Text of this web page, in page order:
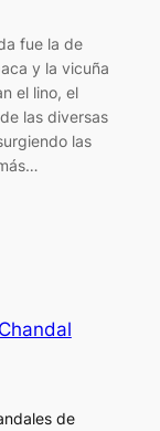
fue la de
y la vicuña
el lino, el
las diversas
las
de